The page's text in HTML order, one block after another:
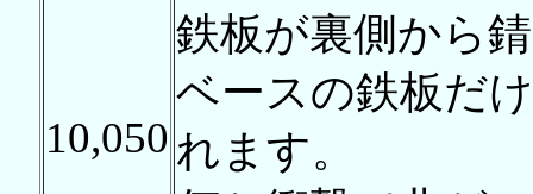
10,050
鉄板が裏側から
ベースの鉄板だ
れます。